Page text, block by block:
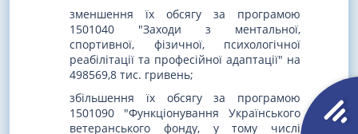
зменшення їх обсягу за програмою
1501040 "Заходи з ментальної,
спортивної, фізичної, психологічної
реабілітації та професійної адаптації" на
498569,8 тис. гривень;
збільшення їх обсягу за програмою
1501090 "Функціонування Українського
ветеранського фонду, у тому числі